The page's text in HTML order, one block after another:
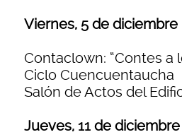
Viernes, 5 de diciembre
Contaclown: “Contes a
Ciclo Cuencuentaucha
Salón de Actos del
Jueves, 11 de diciembre